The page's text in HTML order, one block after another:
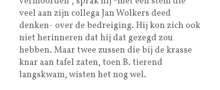
veel aan zijn collega Jan Wolkers deed
denken- over de bedreiging. Hij kon zich ook
niet herinneren dat hij dat gezegd zou
hebben. Maar twee zussen die bij de krasse
knar aan tafel zaten, toen B. tierend
langskwam, wisten het nog wel.